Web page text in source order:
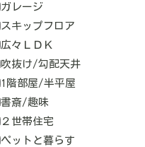
ガレージ
スキップフロア
広々ＬＤＫ
吹抜け/勾配天井
1階部屋/半平屋
書斎/趣味
２世帯住宅
ペットと暮らす